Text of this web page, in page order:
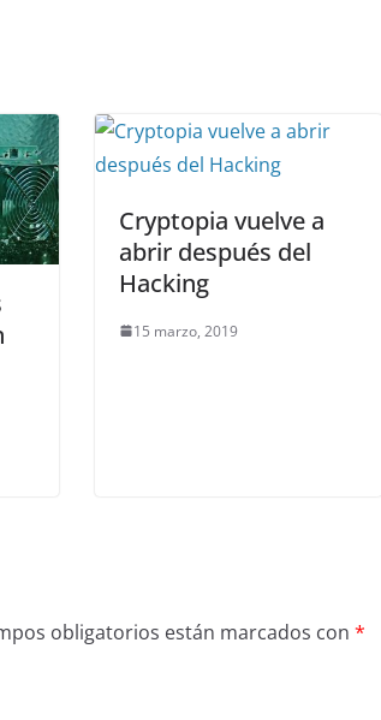
Cryptopia vuelve a
abrir después del
Hacking
15 marzo, 2019
obligatorios están marcados con *